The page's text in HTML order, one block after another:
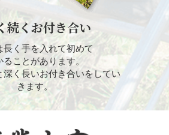
続くお付き合い
長く手を入れて初めて
ることがあります。
深く長いお付き合いをしてい
きます。